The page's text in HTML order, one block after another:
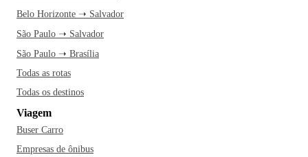
Belo Horizonte ➝ Salvador
São Paulo ➝ Salvador
São Paulo ➝ Brasília
Todas as rotas
Todas os destinos
Viagem
Buser Carro
Empresas de ônibus